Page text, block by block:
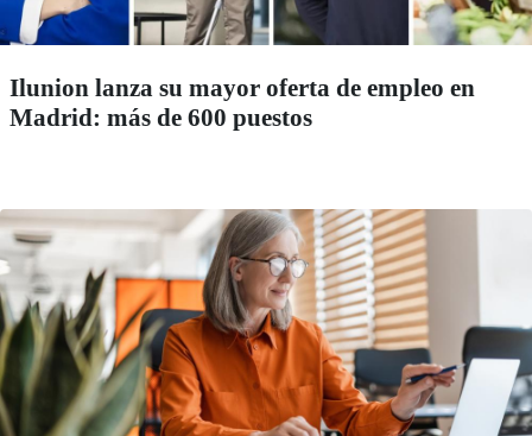
Ilunion lanza su mayor oferta de empleo en
Madrid: más de 600 puestos